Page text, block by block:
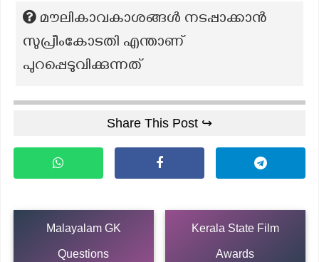
മൗലികാവകാശങ്ങൾ നടപ്പാക്കാൻ
സുപ്രീംകോടതി എന്താണ്
പുറപ്പെടുവിക്കുന്നത്
Share This Post ↪
Malayalam GK
Questions
Kerala State Film
Awards